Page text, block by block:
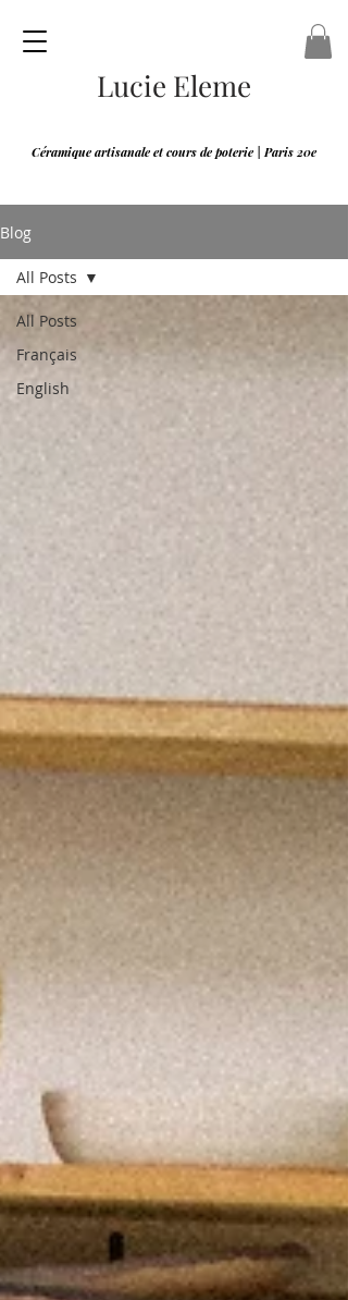
Lucie Eleme
Céramique artisanale et cours de poterie | Paris 20e
Blog
All Posts
Français
English
All Posts